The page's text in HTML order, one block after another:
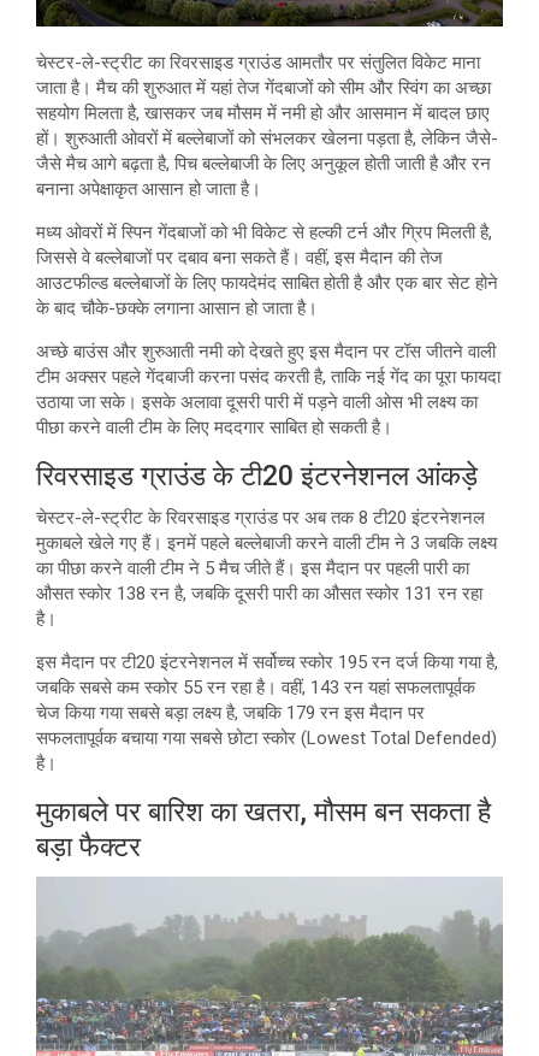
चेस्टर-ले-स्ट्रीट का रिवरसाइड ग्राउंड आमतौर पर संतुलित विकेट माना
जाता है। मैच की शुरुआत में यहां तेज गेंदबाजों को सीम और स्विंग का अच्छा
सहयोग मिलता है, खासकर जब मौसम में नमी हो और आसमान में बादल छाए
हों। शुरुआती ओवरों में बल्लेबाजों को संभलकर खेलना पड़ता है, लेकिन जैसे-
जैसे मैच आगे बढ़ता है, पिच बल्लेबाजी के लिए अनुकूल होती जाती है और रन
बनाना अपेक्षाकृत आसान हो जाता है।
मध्य ओवरों में स्पिन गेंदबाजों को भी विकेट से हल्की टर्न और ग्रिप मिलती है,
जिससे वे बल्लेबाजों पर दबाव बना सकते हैं। वहीं, इस मैदान की तेज
आउटफील्ड बल्लेबाजों के लिए फायदेमंद साबित होती है और एक बार सेट होने
के बाद चौके-छक्के लगाना आसान हो जाता है।
अच्छे बाउंस और शुरुआती नमी को देखते हुए इस मैदान पर टॉस जीतने वाली
टीम अक्सर पहले गेंदबाजी करना पसंद करती है, ताकि नई गेंद का पूरा फायदा
उठाया जा सके। इसके अलावा दूसरी पारी में पड़ने वाली ओस भी लक्ष्य का
पीछा करने वाली टीम के लिए मददगार साबित हो सकती है।
रिवरसाइड ग्राउंड के टी20 इंटरनेशनल आंकड़े
चेस्टर-ले-स्ट्रीट के रिवरसाइड ग्राउंड पर अब तक 8 टी20 इंटरनेशनल
मुकाबले खेले गए हैं। इनमें पहले बल्लेबाजी करने वाली टीम ने 3 जबकि लक्ष्य
का पीछा करने वाली टीम ने 5 मैच जीते हैं। इस मैदान पर पहली पारी का
औसत स्कोर 138 रन है, जबकि दूसरी पारी का औसत स्कोर 131 रन रहा
है।
इस मैदान पर टी20 इंटरनेशनल में सर्वोच्च स्कोर 195 रन दर्ज किया गया है,
जबकि सबसे कम स्कोर 55 रन रहा है। वहीं, 143 रन यहां सफलतापूर्वक
चेज किया गया सबसे बड़ा लक्ष्य है, जबकि 179 रन इस मैदान पर
सफलतापूर्वक बचाया गया सबसे छोटा स्कोर (Lowest Total Defended)
है।
मुकाबले पर बारिश का खतरा, मौसम बन सकता है
बड़ा फैक्टर